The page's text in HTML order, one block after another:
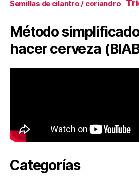
Semillas de cilantro / coriandro
Método
hacer cerveza
Categorías